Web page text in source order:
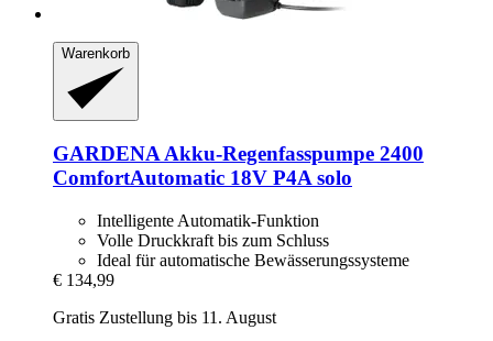
Warenkorb
GARDENA Akku-​Regenfasspumpe 2400
ComfortAutomatic 18V P4A solo
Intelligente Automatik-Funktion
Volle Druckkraft bis zum Schluss
Ideal für automatische Bewässerungssysteme
€ 134,99
Gratis Zustellung bis 11. August